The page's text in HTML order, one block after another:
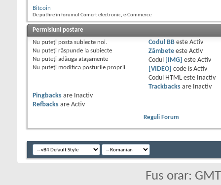
Bitcoin
De puthre în forumul Comert electronic, e-Commerce
Permisiuni postare
Nu puteţi posta subiecte noi.
Nu puteţi răspunde la subiecte
Nu puteţi adăuga ataşamente
Nu puteţi modifica posturile proprii
Codul BBeste Activ
Zâmbeteeste Activ
Codul
[IMG] este Activ
[VIDEO]
code is Activ
Codul HTML este
Inactiv
Trackbacksare
Inactiv
Pingbacks are
Inactiv
Refbacks are Activ
Reguli Forum
Fus orar: